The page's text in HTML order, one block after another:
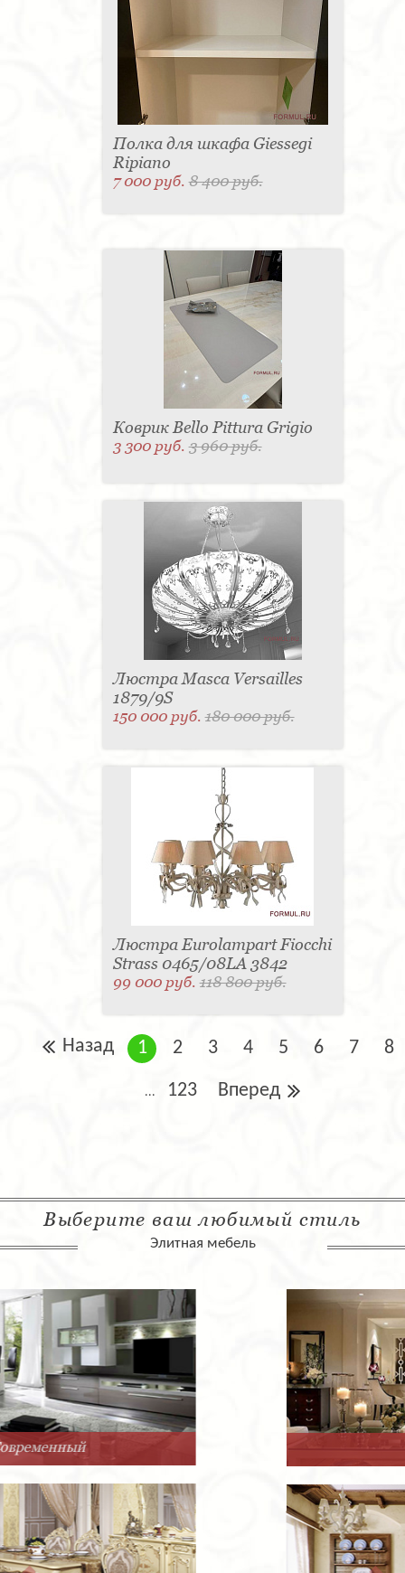
Полка для шкафа Giessegi
Ripiano
7 000 руб.8 400 руб.
Коврик Bello Pittura Grigio
3 300 руб.3 960 руб.
Люстра Masca Versailles
1879/9S
150 000 руб.180 000 руб.
Люстра Eurolampart Fiocchi
Strass 0465/08LA 3842
99 000 руб.118 800 руб.
Назад 1 2 3 4 5 6 7 8
... 123 Вперед
Выберите ваш любимый стиль
Элитная мебель